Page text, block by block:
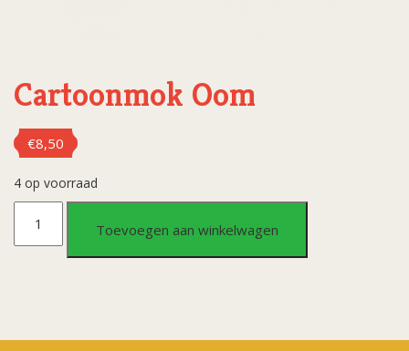
Cartoonmok Oom
€8,50
4 op voorraad
Cartoonmok
Toevoegen aan winkelwagen